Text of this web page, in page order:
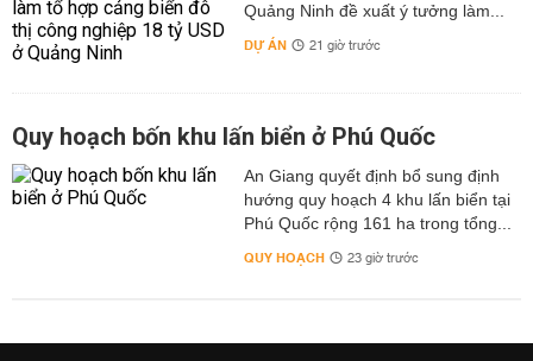
Quảng Ninh đề xuất ý tưởng làm...
DỰ ÁN 21 giờ trước
Quy hoạch bốn khu lấn biển ở Phú Quốc
An Giang quyết định bổ sung định
hướng quy hoạch 4 khu lấn biển tại
Phú Quốc rộng 161 ha trong tổng...
QUY HOẠCH 23 giờ trước